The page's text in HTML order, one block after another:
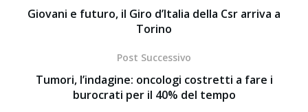
Giovani e futuro, il Giro d’Italia della Csr arriva a
Torino
Post Successivo
Tumori, l’indagine: oncologi costretti a fare i
burocrati per il 40% del tempo